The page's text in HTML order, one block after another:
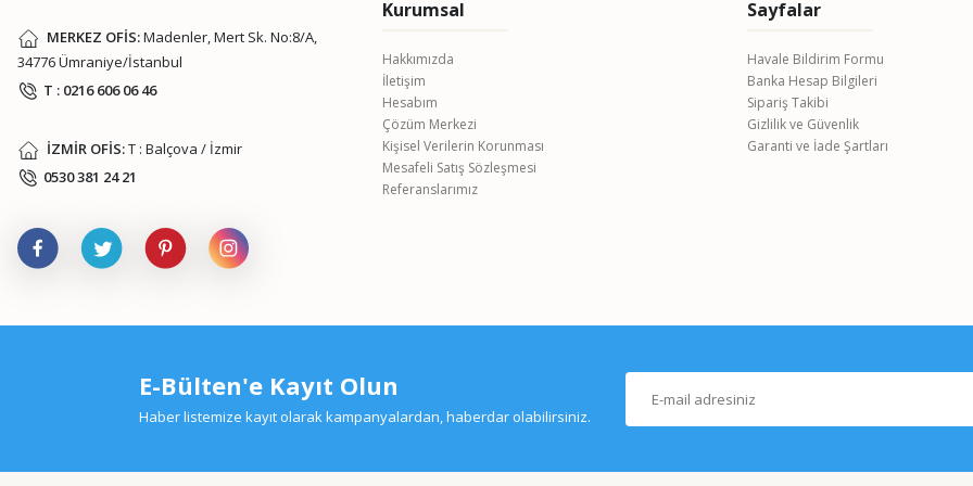
Gönder
MERKEZ OFİS:Madenler, Mert Sk. No:8/A,
34776 Ümraniye/İstanbul
T : 0216 606 06 46
İZMİR OFİS:T : Balçova / İzmir
0530 381 24 21
Kurumsal
Hakkımızda
İletişim
Hesabım
Çözüm Merkezi
Kişisel Verilerin Korunması
Mesafeli Satış Sözleşmesi
Referanslarımız
Sayfalar
Havale Bildirim Formu
Banka Hesap Bilgileri
Sipariş Takibi
Gizlilik ve Güvenlik
Garanti ve İade Şartları
E-Bülten'e Kayıt Olun
Haber listemize kayıt olarak kampanyalardan, haberdar olabilirsiniz.